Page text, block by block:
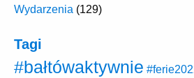
Wydarzenia (129)
Tagi
#bałtówaktywnie